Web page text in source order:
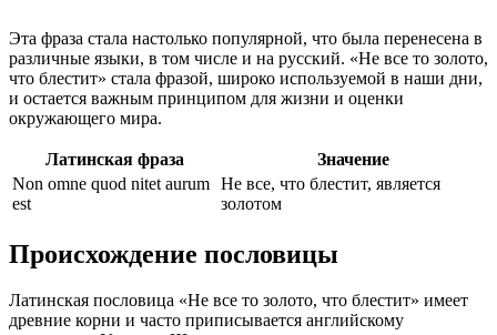
Эта фраза стала настолько популярной, что была перенесена в
различные языки, в том числе и на русский. «Не все то золото,
что блестит» стала фразой, широко используемой в наши дни,
и остается важным принципом для жизни и оценки
окружающего мира.
Латинская фраза
Значение
Non omne quod nitet aurum
est
Не все, что блестит, является
золотом
Происхождение пословицы
Латинская пословица «Не все то золото, что блестит» имеет
древние корни и часто приписывается английскому